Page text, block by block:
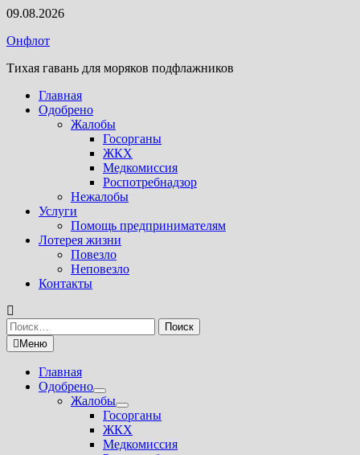
Перейти
содержимому
09.08.2026
Онфлот
Тихая гавань для моряков подфлажников
Главная
Одобрено
Жалобы
Госорганы
ЖКХ
Медкомиссия
Роспотребнадзор
Нежалобы
Услуги
Помощь предпринимателям
Лотерея жизни
Повезло
Неповезло
Контакты
Найти:
Меню
Главная
Одобрено
Показать
подменю
Жалобы
Показать
подменю
Госорганы
ЖКХ
Медкомиссия